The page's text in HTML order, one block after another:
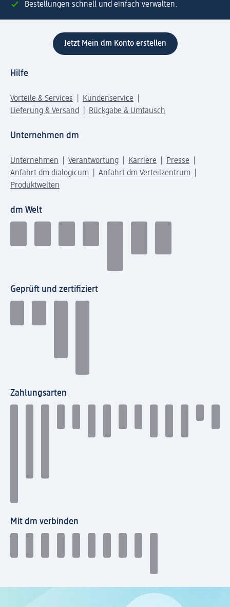
Bestellungen schnell und einfach verwalten.
Jetzt Mein dm Konto erstellen
Hilfe
Vorteile & Services
Kundenservice
Lieferung & Versand
Rückgabe & Umtausch
Unternehmen dm
Unternehmen Verantwortung Karriere
Presse
Anfahrt dm dialogicum
Anfahrt dm Verteilzentrum
Produktwelten
dm Welt
Geprüft und zertifiziert
Zahlungsarten
Mit dm verbinden